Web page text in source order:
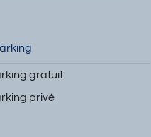
gratuit
privé